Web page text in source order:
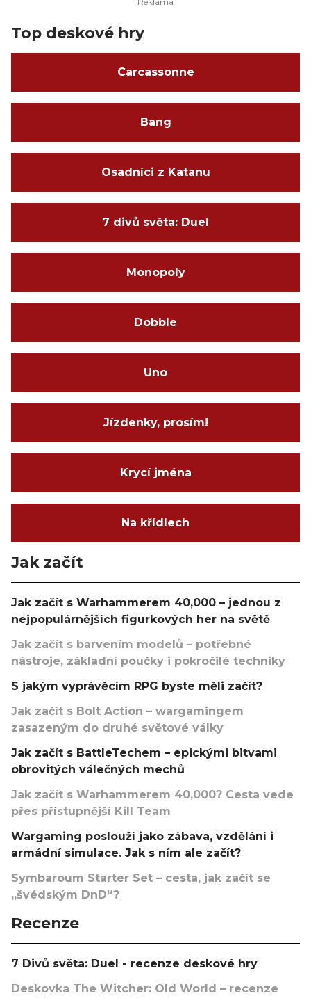
Top deskové hry
Carcassonne
Bang
Osadníci z Katanu
7 divů světa: Duel
Monopoly
Dobble
Uno
Jízdenky, prosím!
Krycí jména
Na křídlech
Jak začít
Jak začít s Warhammerem 40,000 – jednou z
nejpopulárnějších figurkových her na světě
Jak začít s barvením modelů – potřebné
nástroje, základní poučky i pokročilé techniky
S jakým vyprávěcím RPG byste měli začít?
Jak začít s Bolt Action – wargamingem
zasazeným do druhé světové války
Jak začít s BattleTechem – epickými bitvami
obrovitých válečných mechů
Jak začít s Warhammerem 40,000? Cesta vede
přes přístupnější Kill Team
Wargaming poslouží jako zábava, vzdělání i
armádní simulace. Jak s ním ale začít?
Symbaroum Starter Set – cesta, jak začít se
„švédským DnD“?
Recenze
7 Divů světa: Duel - recenze deskové hry
Deskovka The Witcher: Old World – recenze